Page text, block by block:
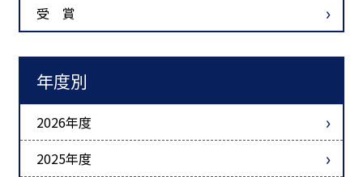
受 賞
年度別
2026年度
2025年度